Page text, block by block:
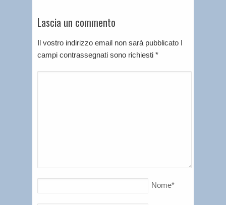
Lascia un commento
Il vostro indirizzo email non sarà pubblicato I
campi contrassegnati sono richiesti *
Nome*